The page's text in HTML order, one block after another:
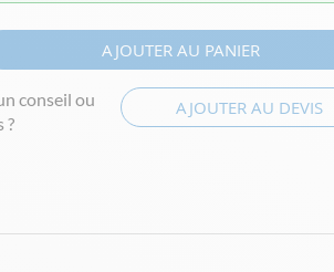
AJOUTER AU PANIER
conseil ou
?
AJOUTER AU DEVIS